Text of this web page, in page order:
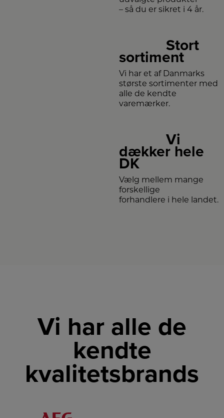
– så du er sikret i 4 år.
Stort
sortiment
Vi har et af Danmarks
største sortimenter med
alle de kendte
varemærker.
Vi
dækker hele
DK
Vælg mellem mange
forskellige
forhandlere i hele landet.
Vi har alle de
kendte
kvalitetsbrands